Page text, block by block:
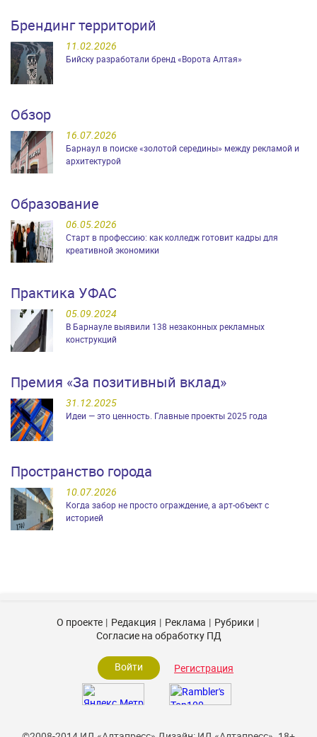
Брендинг территорий
11.02.2026
Бийску разработали бренд «Ворота Алтая»
Обзор
16.07.2026
Барнаул в поиске «золотой середины» между рекламой и
архитектурой
Образование
06.05.2026
Старт в профессию: как колледж готовит кадры для
креативной экономики
Практика УФАС
05.09.2024
В Барнауле выявили 138 незаконных рекламных
конструкций
Премия «За позитивный вклад»
31.12.2025
Идеи — это ценность. Главные проекты 2025 года
Пространство города
10.07.2026
Когда забор не просто ограждение, а арт-объект с
историей
О проекте Редакция Реклама
Рубрики
Согласие на обработку ПД
Войти Регистрация